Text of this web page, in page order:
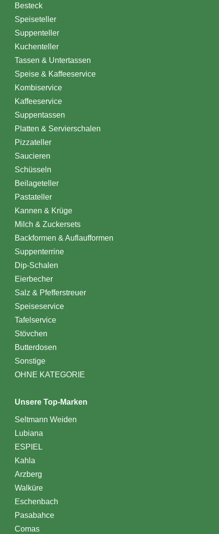
Besteck
Speiseteller
Suppenteller
Kuchenteller
Tassen & Untertassen
Speise & Kaffeeservice
Kombiservice
Kaffeeservice
Suppentassen
Platten & Servierschalen
Pizzateller
Saucieren
Schüsseln
Beilageteller
Pastateller
Kannen & Krüge
Milch & Zuckersets
Backformen & Auflaufformen
Suppenterrine
Dip-Schalen
Eierbecher
Salz & Pfefferstreuer
Speiseservice
Tafelservice
Stövchen
Butterdosen
Sonstige
OHNE KATEGORIE
Unsere Top-Marken
Seltmann Weiden
Lubiana
ESPIEL
Kahla
Arzberg
Walküre
Eschenbach
Pasabahce
Comas